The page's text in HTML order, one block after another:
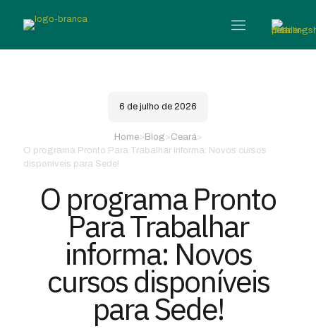
6 de julho de 2026
Home> Blog>Ceará>
O programa Pronto Para Trabalhar informa: Novos cursos
disponíveis para Sede!
O programa Pronto
Para Trabalhar
informa: Novos
cursos disponíveis
para Sede!